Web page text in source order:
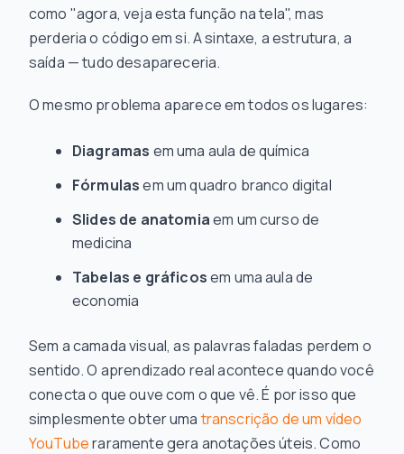
como "agora, veja esta função na tela", mas
perderia o código em si. A sintaxe, a estrutura, a
saída — tudo desapareceria.
O mesmo problema aparece em todos os lugares:
Diagramas em uma aula de química
Fórmulasem um quadro branco digital
Slides de anatomiaem um curso de
medicina
Tabelas e gráficosem uma aula de
economia
Sem a camada visual, as palavras faladas perdem o
sentido. O aprendizado real acontece quando você
conecta o que ouve com o que vê. É por isso que
simplesmente obter uma transcrição de um vídeo
YouTuberaramente gera anotações úteis. Como